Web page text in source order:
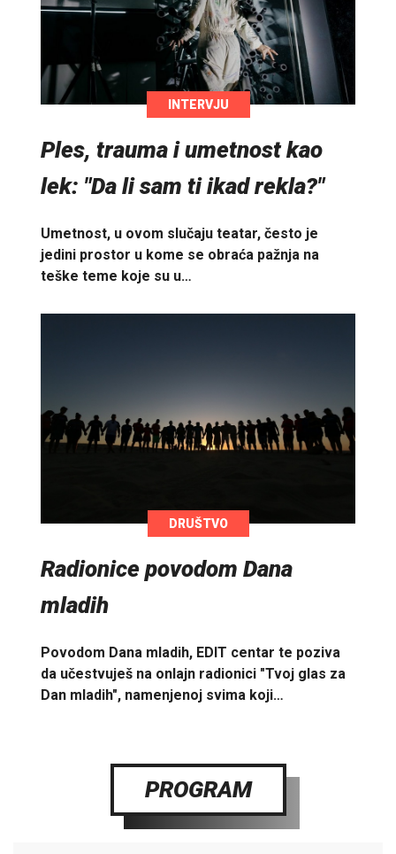
INTERVJU
Ples, trauma i umetnost kao
lek: "Da li sam ti ikad rekla?"
Umetnost, u ovom slučaju teatar, često je
jedini prostor u kome se obraća pažnja na
teške teme koje su u…
DRUŠTVO
Radionice povodom Dana
mladih
Povodom Dana mladih, EDIT centar te poziva
da učestvuješ na onlajn radionici "Tvoj glas za
Dan mladih", namenjenoj svima koji…
PROGRAM